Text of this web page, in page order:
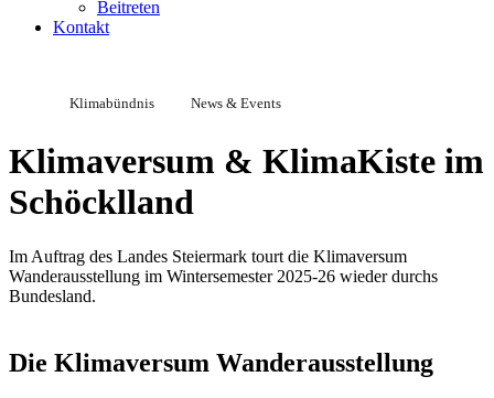
Beitreten
Kontakt
Klimabündnis News & Events
Klimaversum & KlimaKiste im
Schöcklland
Im Auftrag des Landes Steiermark tourt die Klimaversum
Wanderausstellung im Wintersemester 2025-26 wieder durchs
Bundesland.
Die Klimaversum Wanderausstellung